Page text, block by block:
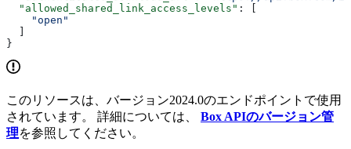
  "allowed_shared_link_access_levels"
: [
    "open"
}
このリソースは、バージョン2024.0のエンドポイントで使用
されています。 詳細については、 Box APIのバージョン管
理を参照してください。